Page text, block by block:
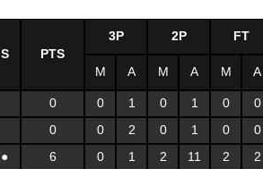
S PTS
3P 2P FT
M A M A M A
0 0 1 0 1 0
0
0 0 2 0 1 0
0
● 6 0 1 2 11 2
2